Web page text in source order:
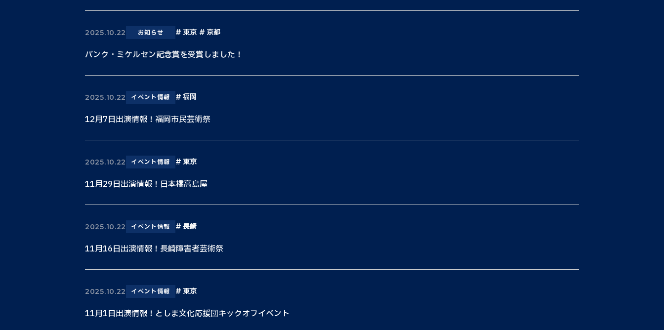
2025.10.22 お知らせ 東京 京都
バンク・ミケルセン記念賞を受賞しました！
2025.10.22 イベント情報 福岡
12月7日出演情報！福岡市民芸術祭
2025.10.22 イベント情報 東京
11月29日出演情報！日本橋高島屋
2025.10.22 イベント情報 長崎
11月16日出演情報！長崎障害者芸術祭
2025.10.22 イベント情報 東京
11月1日出演情報！としま文化応援団キックオフイベント